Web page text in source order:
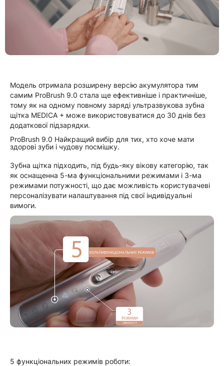
Модель отримала розширену версію акумулятора тим
самим ProBrush 9.0 стала ще ефективніше і практичніше,
тому як на одному повному заряді ультразвукова зубна
щітка MEDICA + може використовуватися до 30 днів без
додаткової підзарядки.
ProBrush 9.0 Найкращий вибір для тих, хто хоче мати
здорові зуби і чудову посмішку.
Зубна щітка підходить, під будь-яку вікову категорію, так
як оснащенна 5-ма функціональними режимами і 3-ма
режимами потужності, що дає можливість користувачеві
персоналізувати налаштування під свої індивідуальні
вимоги.
5 функціональних режимів роботи: